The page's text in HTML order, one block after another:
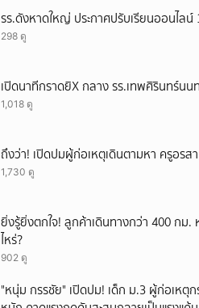
รร.ดังหาดใหญ่ ประกาศปรับเรียนออนไ
298 ดู
เปิดนาทีกราดยิX กลาง รร.เทพศิรินทร์นน
1,018 ดู
ถึงว่า! เปิดปมผู้ก่อเหตุเดินตามหา ครูอรส
1,730 ดู
ยิ่งรู้ยิ่งตกใจ! ลูกค้าเดินทางกว่า 400 กม.
ไหร่?
902 ดู
"หนุ่ม กรรชัย" เปิดปม! เด็ก ม.3 ผู้ก่อเหตุ